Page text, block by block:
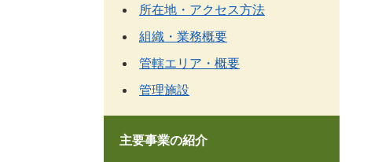
所在地・アクセス方法
組織・業務概要
管轄エリア・概要
管理施設
主要事業の紹介